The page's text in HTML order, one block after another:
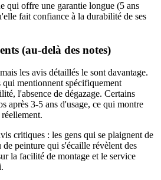
qui offre une garantie longue (5 ans
fait confiance à la durabilité de ses
(au-delà des notes)
les avis détaillés le sont davantage.
qui mentionnent spécifiquement
l'absence de dégazage. Certains
après 3-5 ans d'usage, ce qui montre
critiques : les gens qui se plaignent de
peinture qui s'écaille révèlent des
la facilité de montage et le service